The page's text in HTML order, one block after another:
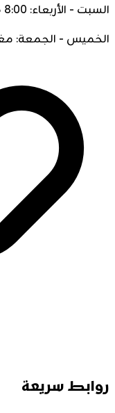
السبت - الأربعاء: 8:00 ص - 5:00 م
الخميس - الجمعة:
روابط سريعة